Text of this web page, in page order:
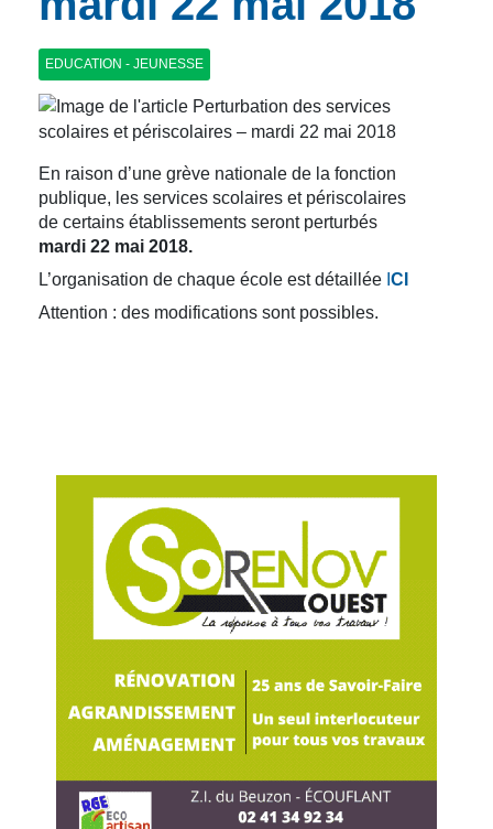
EDUCATION - JEUNESSE
En raison d’une grève nationale de la fonction
publique, les services scolaires et périscolaires
de certains établissements seront perturbés
mardi 22 mai 2018.
L’organisation de chaque école est détaillée CI
Attention : des modifications sont possibles.